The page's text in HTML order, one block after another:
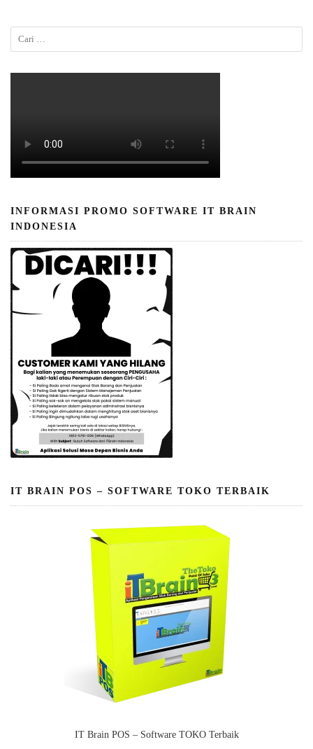
INFORMASI PROMO SOFTWARE IT BRAIN
INDONESIA
IT BRAIN POS – SOFTWARE TOKO TERBAIK
IT Brain POS – Software TOKO Terbaik